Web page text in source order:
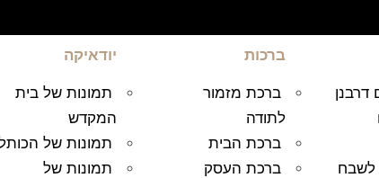
דרבנן
לשבח
ברכות
ברכת מזמור
לתודה
ברכת הבית
ברכת העסק
יודאיקה
תמונות של בית
המקדש
תמונות של
תמונות של